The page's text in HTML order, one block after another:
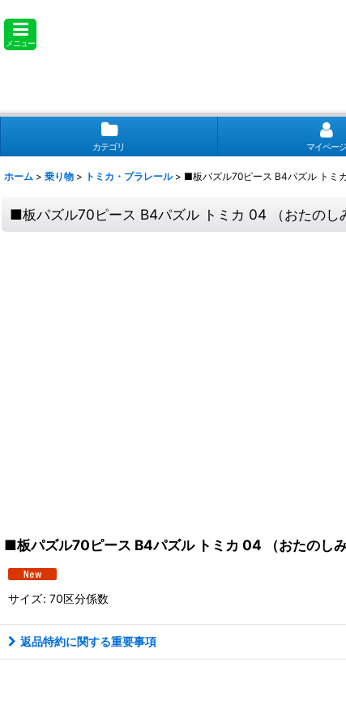
メニュー
カテゴリ マイページ
ホーム > 乗り物 > トミカ・プラレール > ■板パズル70ピース B4パズル トミ
■板パズル70ピース B4パズル トミカ 04 （おたの
■板パズル70ピース B4パズル トミカ 04 （おたのし
サイズ: 70区分係数
返品特約に関する重要事項